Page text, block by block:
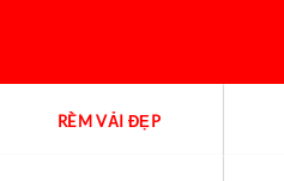
RÈM VẢI ĐẸP